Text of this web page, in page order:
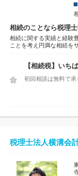
相続のことなら税理
相続に関する実績と経験
ことを考え円満な相続を
【相続税】いち
初回相談は無料で承
税理士法人横溝会